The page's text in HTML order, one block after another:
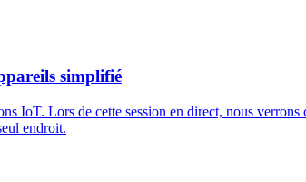
simplifié
IoT. Lors de cette session en direct, nous
endroit.